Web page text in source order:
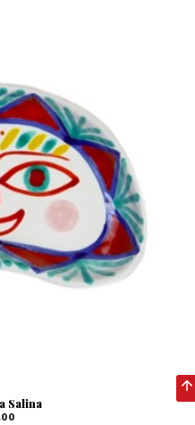
Salina